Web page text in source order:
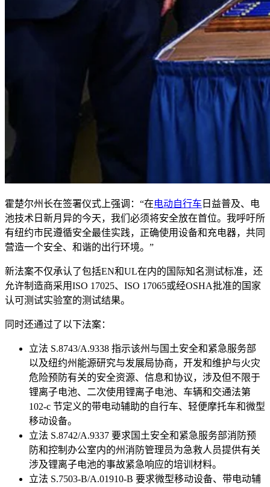
霍楚尔州长在签署仪式上强调：“在电动自行车 日益普及、电
池技术日新月异的今天，我们必须将安全放在首位。我呼吁所
有纽约市民遵循安全最佳实践，正确使用设备和充电器，共同
营造一个安全、和谐的出行环境。”
新法案不仅承认了包括EN和UL在内的国际知名测试标准，还
允许制造商采用ISO 17025、ISO 17065或经OSHA批准的国家
认可测试实验室的测试结果。
同时还通过了以下法案：
立法 S.8743/A.9338 指示该州与国土安全和紧急服务部
以及纽约州能源研究与发展局协商，开发和维护与火灾
危险预防有关的安全资源、信息和协议，涉及但不限于
锂离子电池、二次使用锂离子电池、车辆和交通法第
102-c 节定义的带电动辅助的自行车、轻便摩托车和微型
移动设备。
立法 S.8742/A.9337 要求国土安全和紧急服务部消防预
防和控制办公室内的州消防管理员为急救人员提供有关
涉及锂离子电池的事故紧急响应的培训材料。
立法 S.7503-B/A.01910-B 要求微型移动设备、带电动辅